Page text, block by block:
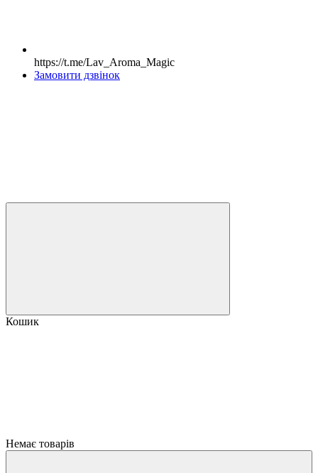
https://t.me/Lav_Aroma_Magic
Замовити дзвінок
Кошик
Немає товарів